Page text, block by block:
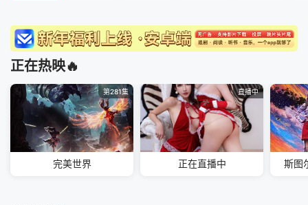
正在热映🔥
第281集
完美世界
直播中
正在直播中 斯图